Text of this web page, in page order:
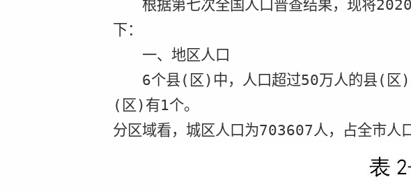
根据第七次全国人口普查结果，现将2020
下：
一、地区人口
6个县( 区) 中，人口超过50万人的县( 区)
( 区) 有1个。
分区域看，城区人口为703607 人，占全市人